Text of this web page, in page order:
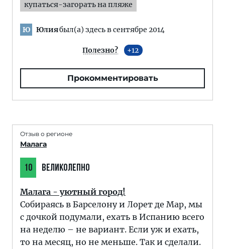
купаться-загорать на пляже
Ю Юлиябыл(а) здесь в сентябре 2014
Полезно? 12
Прокомментировать
Отзыв о регионе
Малага
10 ВЕЛИКОЛЕПНО
Малага - уютный город!
Собираясь в Барселону и Лорет де Мар, мы
с дочкой подумали, ехать в Испанию всего
на неделю – не вариант. Если уж и ехать,
то на месяц, но не меньше. Так и сделали.